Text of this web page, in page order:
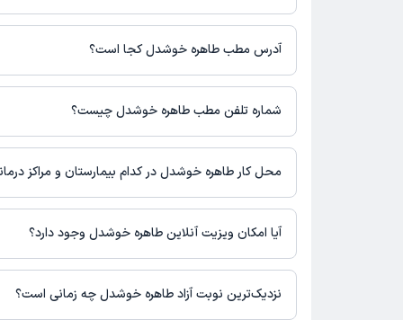
برای اطلاع از هزینه ویزیت طاهره خوشدل، لازم است با مطب تماس
آدرس مطب طاهره خوشدل کجا است؟
طاهره خوشدل 1 مطب فعال دارند. آدرس مطب‌های طاهره خوشدل به شرح زیر است.
خراسان جنوبی, بیرجند, خیابان ارتش، درمانگاه شهدا
شماره تلفن مطب طاهره خوشدل چیست؟
مطب بیرجند : شماره تماس مطب طاهره خوشدل در حال حاضر
نشده است.
محل کار طاهره خوشدل در کدام بیمارستان و مراکز
اطلاعاتی درباره محل فعالیت طاهره خوشدل در مراکز درمانی در
آیا امکان ویزیت آنلاین طاهره خوشدل وجود دارد؟
در حال حاضر اطلاعاتی درباره ارائه ویزیت آنلاین توسط طاهره
برای دریافت اطلاعات دقیق‌تر، لطفاً با مطب تماس بگیرید.
نزدیک‌ترین نوبت آزاد طاهره خوشدل چه زمانی است؟